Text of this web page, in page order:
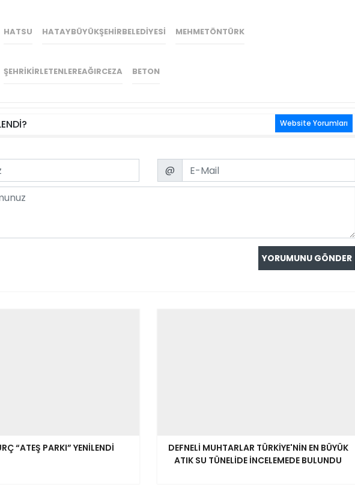
HATSU HATAYBÜYÜKŞEHIRBELEDIYESI MEHMETÖNTÜRK
ŞEHRIKIRLETENLEREAĞIRCEZA BETON
Website Yorumları
Email
@
“ATEŞ PARKI” YENİLENDİ
DEFNELİ MUHTARLAR TÜRKİYE'NİN EN BÜYÜK
ATIK SU TÜNELİDE İNCELEMEDE BULUNDU